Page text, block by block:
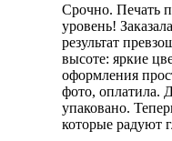
Срочно. Печать
уровень!
результат
высоте: яркие
оформления
фото, оплатила.
упаковано.
которые радуют